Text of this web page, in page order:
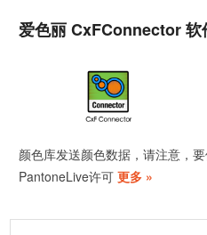
爱色丽 CxFConnector 软
颜色库发送颜色数据，请注意，
PantoneLive许可 更多 »